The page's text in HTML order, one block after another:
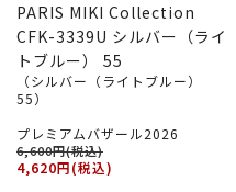
PARIS MIKI Collection
CFK-3339U シルバー（ライ
トブルー） 55
（シルバー（ライトブルー）
55）
プレミアムバザール2026
6,600円(税込)
4,620円(税込)